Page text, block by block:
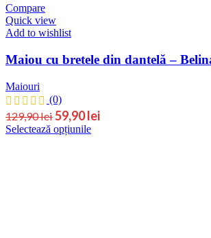
Compare
Quick view
Add to wishlist
Maiou cu bretele din dantelă –
Maiouri
(0)
129,90lei Prețul
inițial
59,90leiPrețul
Selectează opțiunileAcest